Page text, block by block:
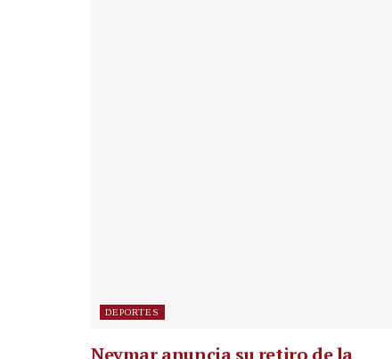
DEPORTES